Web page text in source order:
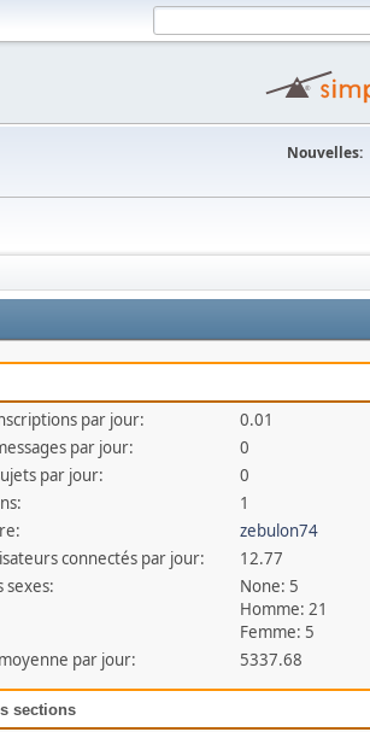
Nouvelles:
par jour:
0.01
par jour:
0
par jour:
0
1
zebulon74
connectés par jour:
12.77
sexes:
None: 5
Homme: 21
Femme: 5
par jour:
5337.68
sections